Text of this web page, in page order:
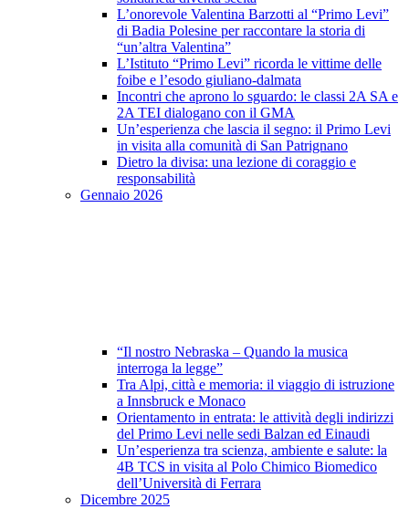
L’onorevole Valentina Barzotti al “Primo Levi”
di Badia Polesine per raccontare la storia di
“un’altra Valentina”
L’Istituto “Primo Levi” ricorda le vittime delle
foibe e l’esodo giuliano-dalmata
Incontri che aprono lo sguardo: le classi 2A SA e
2A TEI dialogano con il GMA
Un’esperienza che lascia il segno: il Primo Levi
in visita alla comunità di San Patrignano
Dietro la divisa: una lezione di coraggio e
responsabilità
Gennaio 2026
“Il nostro Nebraska – Quando la musica
interroga la legge”
Tra Alpi, città e memoria: il viaggio di istruzione
a Innsbruck e Monaco
Orientamento in entrata: le attività degli indirizzi
del Primo Levi nelle sedi Balzan ed Einaudi
Un’esperienza tra scienza, ambiente e salute: la
4B TCS in visita al Polo Chimico Biomedico
dell’Università di Ferrara
Dicembre 2025